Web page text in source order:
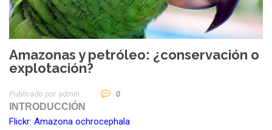
Amazonas y petróleo: ¿conservación o
explotación?
Publicado por Admin 0
INTRODUCCIÓN
Flickr: Amazona ochrocephala